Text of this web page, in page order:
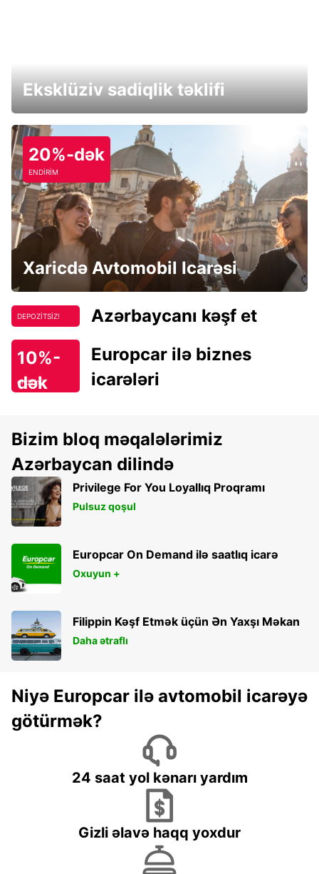
Eksklüziv sadiqlik təklifi
20%-dək
ENDİRİM
Xaricdə Avtomobil Icarəsi
DEPOZİTSİZ! Azərbaycanı kəşf et
10%-
dək
endirim!
Europcar ilə biznes
icarələri
Bizim bloq məqalələrimiz
Azərbaycan dilində
Privilege For You Loyallıq Proqramı
Pulsuz qoşul
Europcar On Demand ilə saatlıq icarə
Oxuyun +
Filippin Kəşf Etmək üçün Ən Yaxşı Məkan
Daha ətraflı
Niyə Europcar ilə avtomobil icarəyə
götürmək?
24 saat yol kənarı yardım
Gizli əlavə haqq yoxdur